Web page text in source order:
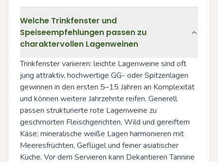
Welche Trinkfenster und
Speiseempfehlungen passen zu
charaktervollen Lagenweinen
Trinkfenster variieren: leichte Lagenweine sind oft
jung attraktiv, hochwertige GG- oder Spitzenlagen
gewinnen in den ersten 5–15 Jahren an Komplexität
und können weitere Jahrzehnte reifen. Generell
passen strukturierte rote Lagenweine zu
geschmorten Fleischgerichten, Wild und gereiftem
Käse; mineralische weiße Lagen harmonieren mit
Meeresfrüchten, Geflügel und feiner asiatischer
Küche. Vor dem Servieren kann Dekantieren Tannine